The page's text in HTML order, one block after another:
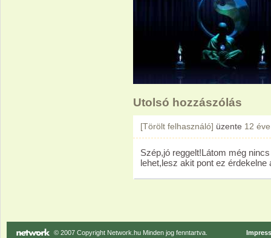
Utolsó hozzászólás
[Törölt felhasználó] üzente 12 éve
Szép,jó reggelt!Látom még
lehet,lesz akit pont ez
© 2007 Copyright Network.hu Minden jog fenntartva.